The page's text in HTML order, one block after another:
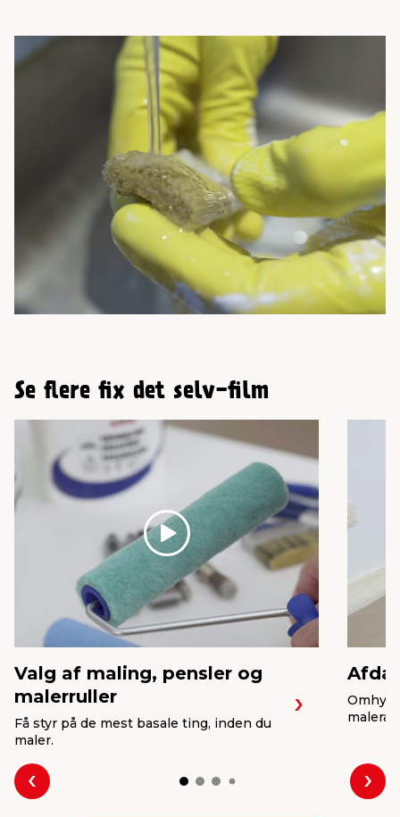
Se flere fix det selv-film
Play
Valg af maling, pensler og
malerruller
Få styr på de mest basale ting, inden du
maler.
Forrige